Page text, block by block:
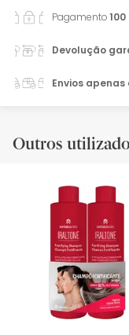
Pagamento
Devolução
Envios apenas
Outros